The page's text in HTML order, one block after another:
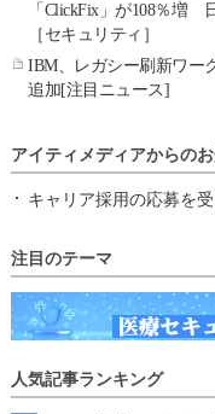
「ClickFix」が108％増
［セキュリティ］
IBM、レガシー刷新ワー
追加[注目ニュース]
アイティメディアからの
キャリア採用の応募を
注目のテーマ
人気記事ランキング